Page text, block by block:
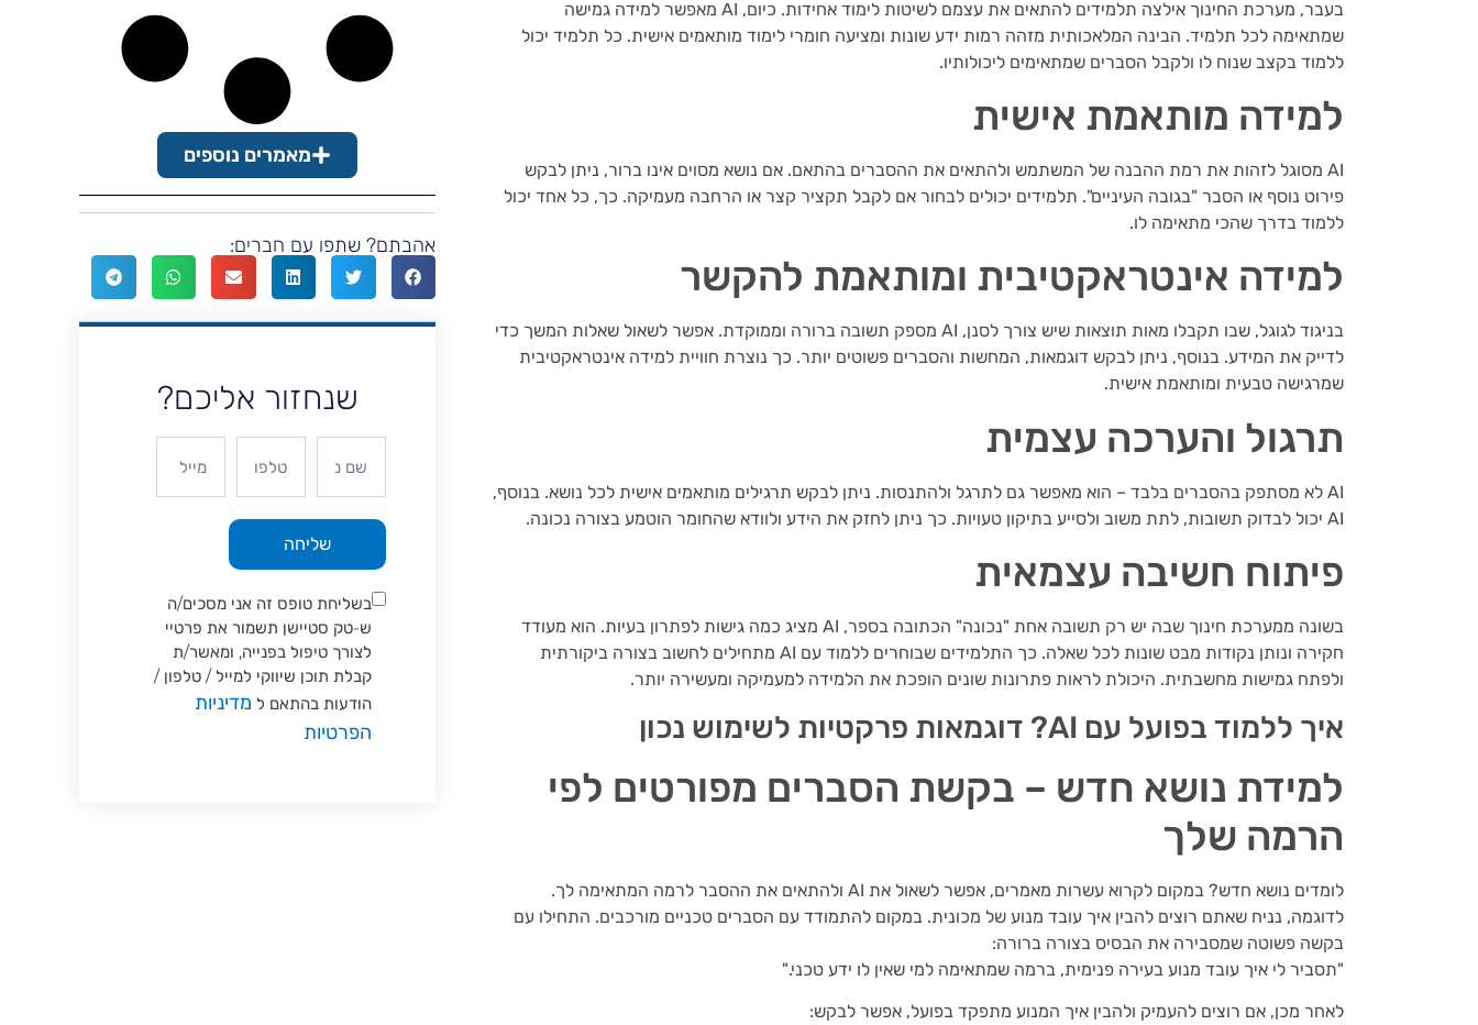
בעבר, מערכת החינוך אילצה תלמידים להתאים את עצמם לשיטות לימוד אחידות. כיום, AI מאפשר למידה גמישה
שמתאימה לכל תלמיד. הבינה המלאכותית מזהה רמות ידע שונות ומציעה חומרי לימוד מותאמים אישית. כל תלמיד יכול
ללמוד בקצב שנוח לו ולקבל הסברים שמתאימים ליכולותיו.
למידה מותאמת אישית
AI מסוגל לזהות את רמת ההבנה של המשתמש ולהתאים את ההסברים בהתאם. אם נושא מסוים אינו ברור, ניתן לבקש
פירוט נוסף או הסבר "בגובה העיניים". תלמידים יכולים לבחור אם לקבל תקציר קצר או הרחבה מעמיקה. כך, כל אחד יכול
ללמוד בדרך שהכי מתאימה לו.
למידה אינטראקטיבית ומותאמת להקשר
בניגוד לגוגל, שבו תקבלו מאות תוצאות שיש צורך לסנן, AI מספק תשובה ברורה וממוקדת. אפשר לשאול שאלות המשך כדי
לדייק את המידע. בנוסף, ניתן לבקש דוגמאות, המחשות והסברים פשוטים יותר. כך נוצרת חוויית למידה אינטראקטיבית
שמרגישה טבעית ומותאמת אישית.
תרגול והערכה עצמית
AI לא מסתפק בהסברים בלבד – הוא מאפשר גם לתרגל ולהתנסות. ניתן לבקש תרגילים מותאמים אישית לכל נושא. בנוסף,
AI יכול לבדוק תשובות, לתת משוב ולסייע בתיקון טעויות. כך ניתן לחזק את הידע ולוודא שהחומר הוטמע בצורה נכונה.
פיתוח חשיבה עצמאית
בשונה ממערכת חינוך שבה יש רק תשובה אחת "נכונה" הכתובה בספר, AI מציג כמה גישות לפתרון בעיות. הוא מעודד
חקירה ונותן נקודות מבט שונות לכל שאלה. כך התלמידים שבוחרים ללמוד עם AI מתחילים לחשוב בצורה ביקורתית
ולפתח גמישות מחשבתית. היכולת לראות פתרונות שונים הופכת את הלמידה למעמיקה ומעשירה יותר.
איך ללמוד בפועל עם AI? דוגמאות פרקטיות לשימוש נכון
למידת נושא חדש – בקשת הסברים מפורטים לפי
הרמה שלך
לומדים נושא חדש? במקום לקרוא עשרות מאמרים, אפשר לשאול את AI ולהתאים את ההסבר לרמה המתאימה לך.
לדוגמה, נניח שאתם רוצים להבין איך עובד מנוע של מכונית. במקום להתמודד עם הסברים טכניים מורכבים. התחילו עם
בקשה פשוטה שמסבירה את הבסיס בצורה ברורה:
"תסביר לי איך עובד מנוע בעירה פנימית, ברמה שמתאימה למי שאין לו ידע טכני."
לאחר מכן, אם רוצים להעמיק ולהבין איך המנוע מתפקד בפועל, אפשר לבקש:
מאמרים נוספים
אהבתם? שתפו עם חברים:
שנחזור אליכם?
בשליחת טופס זה אני מסכים/ה
ש-טק סטיישן תשמור את פרטיי
לצורך טיפול בפנייה, ומאשר/ת
קבלת תוכן שיווקי למייל / טלפון /
הודעות בהתאם ל מדיניות
הפרטיות
שליחה